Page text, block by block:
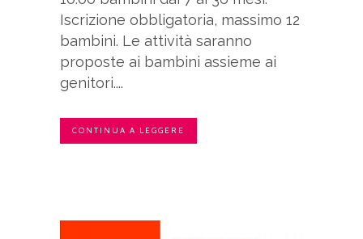
Iscrizione obbligatoria, massimo 12
bambini. Le attività saranno
proposte ai bambini assieme ai
genitori....
CONTINUA A LEGGERE